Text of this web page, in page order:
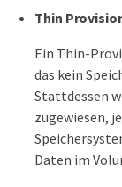
Thin
Ein Thin-
das kein
Stattdessen
zugewiesen,
Daten im